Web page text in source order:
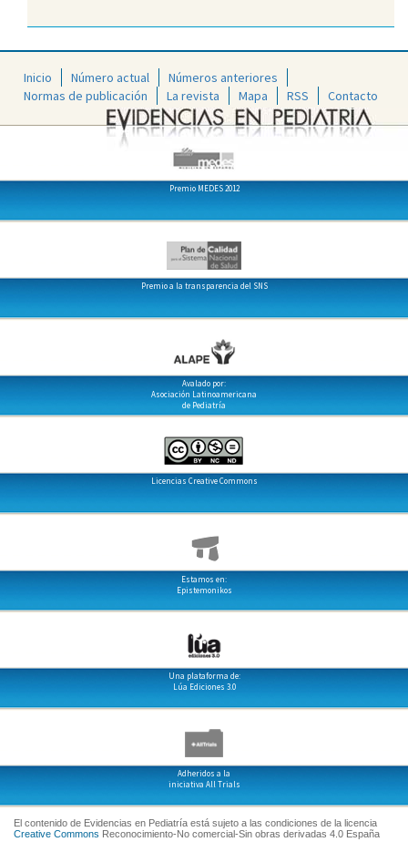
Inicio Número actual
Números anteriores
Normas de publicación
La revista Mapa RSS Contacto
Premio MEDES 2012
Premio a la transparencia del SNS
Avalado por:
Asociación Latinoamericana
de Pediatría
Licencias Creative Commons
Estamos en:
Epistemonikos
Una plataforma de:
Lúa Ediciones 3.0
Adheridos a la
iniciativa All Trials
El contenido de Evidencias en Pediatría está sujeto a las condiciones de la licencia
Creative Commons Reconocimiento-No comercial-Sin obras derivadas 4.0 España